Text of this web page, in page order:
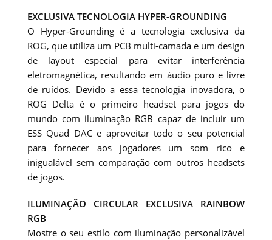
EXCLUSIVA TECNOLOGIA HYPER-GROUNDING
O Hyper-Grounding é a tecnologia exclusiva da
ROG, que utiliza um PCB multi-camada e um design
de layout especial para evitar interferência
eletromagnética, resultando em áudio puro e livre
de ruídos. Devido a essa tecnologia inovadora, o
ROG Delta é o primeiro headset para jogos do
mundo com iluminação RGB capaz de incluir um
ESS Quad DAC e aproveitar todo o seu potencial
para fornecer aos jogadores um som rico e
inigualável sem comparação com outros headsets
de jogos.
ILUMINAÇÃO CIRCULAR EXCLUSIVA RAINBOW
RGB
Mostre o seu estilo com iluminação personalizável